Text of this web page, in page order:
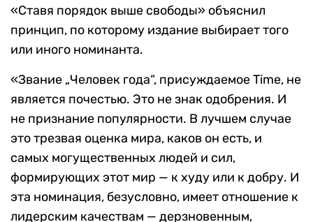
«Ставя порядок выше свободы» объяснил
принцип, по которому издание выбирает того
или иного номинанта.
«Звание „Человек года“, присуждаемое Time, не
является почестью. Это не знак одобрения. И
не признание популярности. В лучшем случае
это трезвая оценка мира, каков он есть, и
самых могущественных людей и сил,
формирующих этот мир — к худу или к добру. И
эта номинация, безусловно, имеет отношение к
лидерским качествам — дерзновенным,